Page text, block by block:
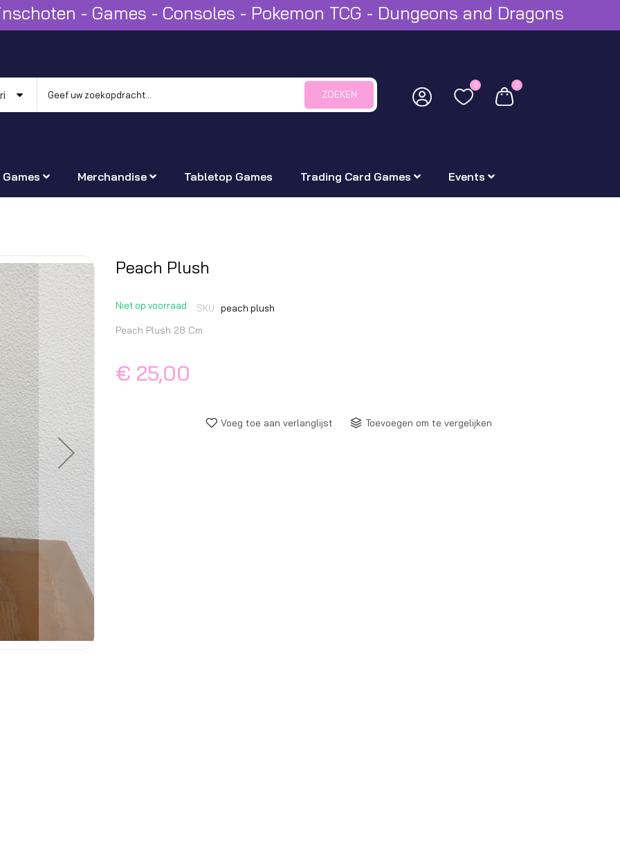
- Games - Consoles - Pokemon TCG - Dungeons and Dragons
ZOEKEN
0 0
Games Merchandise Tabletop Games Trading Card Games Events
begin
afbeeldingen-
gallerij
Peach Plush
Niet op voorraad SKU peach plush
Peach Plush 28 Cm
€ 25,00
Voeg toe aan verlanglijst Toevoegen om te vergelijken